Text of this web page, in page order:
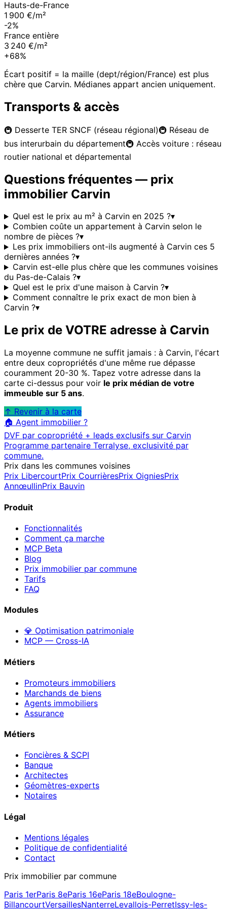
Hauts-de-France
1 900 €/m²
-2%
France entière
3 240 €/m²
+68%
Écart positif = la maille (dept/région/France) est plus
chère que Carvin. Médianes appart ancien uniquement.
Transports & accès
🚇 Desserte TER SNCF (réseau régional)🚇 Réseau de
bus interurbain du département🚇 Accès voiture : réseau
routier national et départemental
Questions fréquentes — prix
immobilier Carvin
Quel est le prix au m² à Carvin en 2025 ?▾
Combien coûte un appartement à Carvin selon le
nombre de pièces ?▾
Les prix immobiliers ont-ils augmenté à Carvin ces 5
dernières années ?▾
Carvin est-elle plus chère que les communes voisines
du Pas-de-Calais ?▾
Quel est le prix d'une maison à Carvin ?▾
Comment connaître le prix exact de mon bien à
Carvin ?▾
Le prix de VOTRE adresse à Carvin
La moyenne commune ne suffit jamais : à Carvin, l'écart
entre deux copropriétés d'une même rue dépasse
couramment 20-30 %. Tapez votre adresse dans la
carte ci-dessus pour voir le prix médian de votre
immeuble sur 5 ans.
↑ Revenir à la carte
🏠 Agent immobilier ?
DVF par copropriété + leads exclusifs sur Carvin
Programme partenaire Terralyse, exclusivité par
commune.
Prix dans les communes voisines
Prix LibercourtPrix CourrièresPrix OigniesPrix
AnnœullinPrix Bauvin
Produit
Fonctionnalités
Comment ça marche
MCP Beta
Blog
Prix immobilier par commune
Tarifs
FAQ
Modules
💎 Optimisation patrimoniale
MCP — Cross-IA
Métiers
Promoteurs immobiliers
Marchands de biens
Agents immobiliers
Assurance
Métiers
Foncières & SCPI
Banque
Architectes
Géomètres-experts
Notaires
Légal
Mentions légales
Politique de confidentialité
Contact
Prix immobilier par commune
Paris 1erParis 8eParis 16eParis 18eBoulogne-
BillancourtVersaillesNanterreLevallois-PerretIssy-les-